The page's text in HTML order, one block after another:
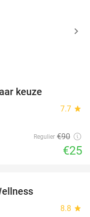
keuze
7.7 star
Regulier €90
€25
8.8 star